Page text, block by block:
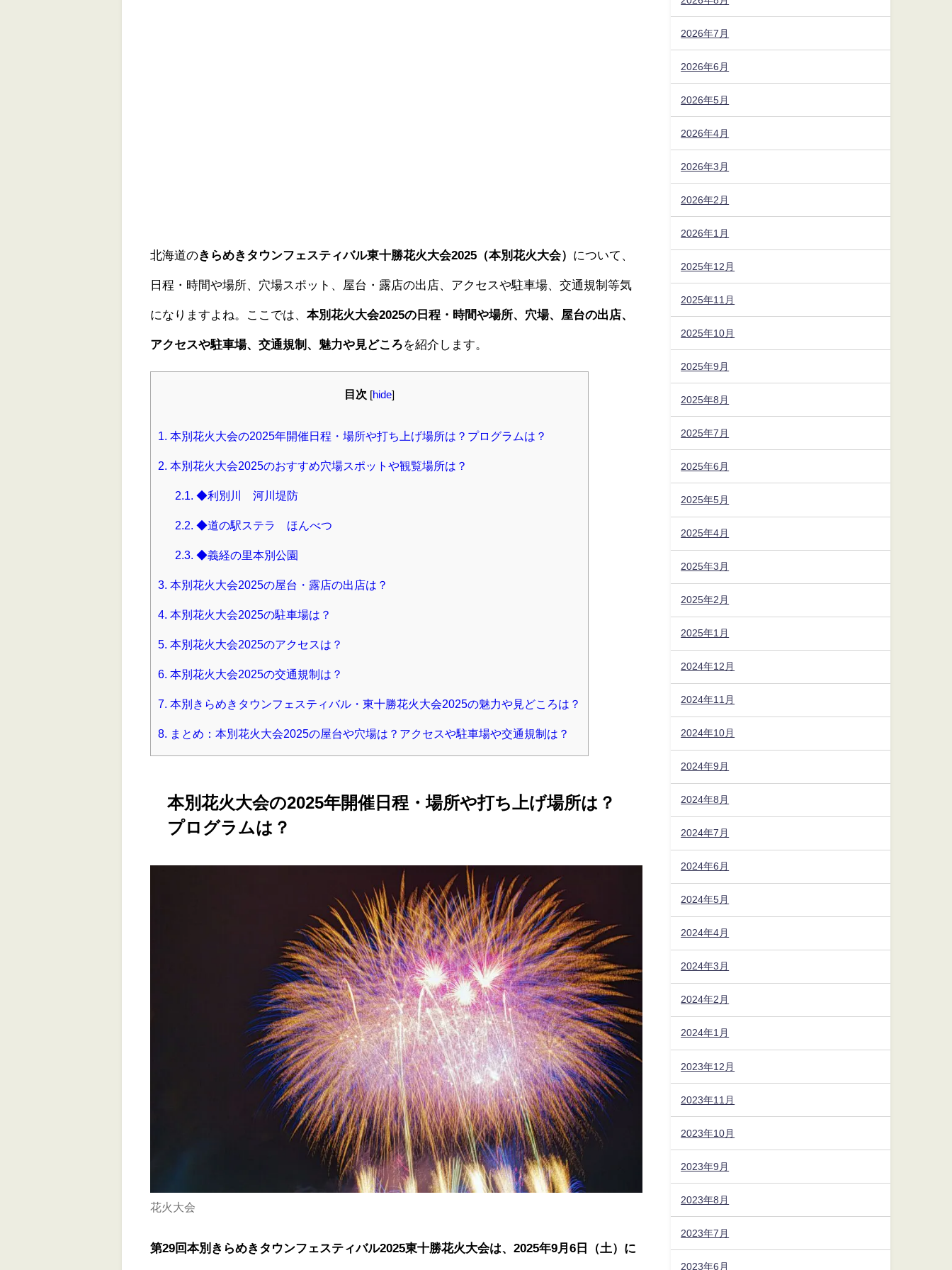
北海道のきらめきタウンフェスティバル東十勝花火大会2025（本別花火大会） について、
日程・時間や場所、穴場スポット、屋台・露店の出店、アクセスや駐車場、交通規制等気
になりますよね。ここでは、本別花火大会2025の日程・時間や場所、穴場、屋台の出店、
アクセスや駐車場、交通規制、魅力や見どころを紹介します。
目次 hide
1. 本別花火大会の2025年開催日程・場所や打ち上げ場所は？プログラムは？
2. 本別花火大会2025のおすすめ穴場スポットや観覧場所は？
2.1. ◆利別川 河川堤防
2.2. ◆道の駅ステラ ほんべつ
2.3. ◆義経の里本別公園
3. 本別花火大会2025の屋台・露店の出店は？
4. 本別花火大会2025の駐車場は？
5. 本別花火大会2025のアクセスは？
6. 本別花火大会2025の交通規制は？
7. 本別きらめきタウンフェスティバル・東十勝花火大会2025の魅力や見どころは？
8. まとめ：本別花火大会2025の屋台や穴場は？アクセスや駐車場や交通規制は？
本別花火大会の2025年開催日程・場所や打ち上げ場所は？
プログラムは？
花火大会
第29回本別きらめきタウンフェスティバル2025東十勝花火大会は、2025年9月6日（土）に
2026年7月
2026年6月
2026年5月
2026年4月
2026年3月
2026年2月
2026年1月
2025年12月
2025年11月
2025年10月
2025年9月
2025年8月
2025年7月
2025年6月
2025年5月
2025年4月
2025年3月
2025年2月
2025年1月
2024年12月
2024年11月
2024年10月
2024年9月
2024年8月
2024年7月
2024年6月
2024年5月
2024年4月
2024年3月
2024年2月
2024年1月
2023年12月
2023年11月
2023年10月
2023年9月
2023年8月
2023年7月
2023年6月